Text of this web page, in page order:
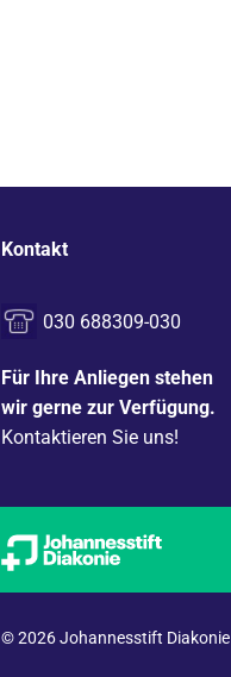
Kontakt
030 688309-030
Für Ihre Anliegen stehen
wir gerne zur Verfügung.
Kontaktieren Sie uns!
© 2026 Johannesstift Diakonie